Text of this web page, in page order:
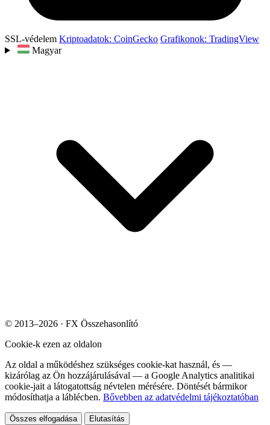
SSL-védelem Kriptoadatok: CoinGecko Grafikonok: TradingView
Magyar
© 2013–2026 · FX Összehasonlító
Cookie-k ezen az oldalon
Az oldal a működéshez szükséges cookie-kat használ, és —
kizárólag az Ön hozzájárulásával — a Google Analytics analitikai
cookie-jait a látogatottság névtelen mérésére. Döntését bármikor
módosíthatja a láblécben. Bővebben az adatvédelmi tájékoztatóban
Összes elfogadása Elutasítás